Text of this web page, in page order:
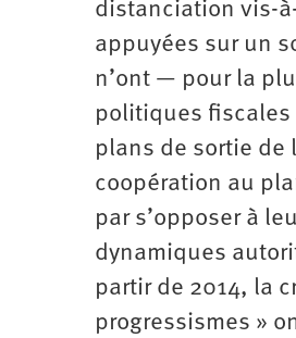
distanciation vis-
appuyées sur un
n’ont — pour la
politiques fiscales
plans de sortie de
coopération au
par s’opposer à
dynamiques
partir de 2014, la
progressismes »